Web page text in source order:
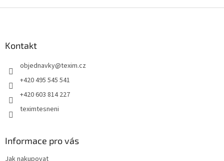
Kontakt
objednavky@texim.cz
+420 495 545 541
+420 603 814 227
teximtesneni
Informace pro vás